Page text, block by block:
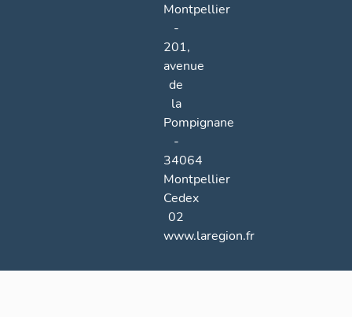
Montpellier
-
201,
avenue
de
la
Pompignane
-
34064
Montpellier
Cedex
02
www.laregion.fr